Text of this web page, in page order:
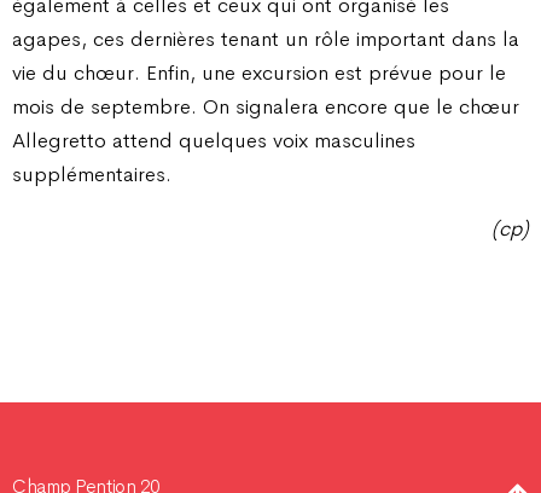
agapes, ces dernières tenant un rôle important dans la
vie du chœur. Enfin, une excursion est prévue pour le
mois de septembre. On signalera encore que le chœur
Allegretto attend quelques voix masculines
supplémentaires.
(cp)
Champ Pention 20